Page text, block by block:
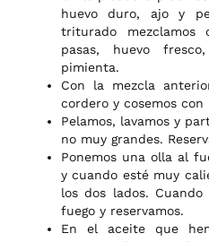
huevo duro, ajo y
triturado mezclamos
pasas, huevo
pimienta.
Con la mezcla
cordero y cosemos
Pelamos, lavamos y
no muy grandes.
Ponemos una olla al
y cuando esté muy
los dos lados.
fuego y reservamos.
En el aceite que